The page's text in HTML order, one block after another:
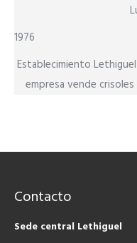
1976
Establecimiento
empresa vende
Contacto
Sede central Lethiguel